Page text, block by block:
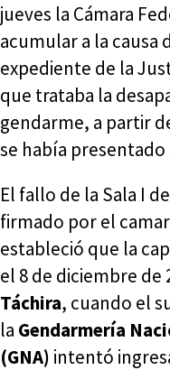
jueves la Cámara
acumular a la causa
expediente de la
que trataba la
gendarme, a partir
se había
El fallo de la Sala I
firmado por el
estableció que la
el 8 de diciembre de
Táchira, cuando el
la Gendarmería
(GNA) intentó